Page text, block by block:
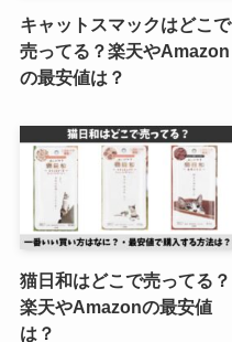
キャットスマックはどこで
売ってる？楽天やAmazon
の最安値は？
猫日和はどこで売ってる？
楽天やAmazonの最安値
は？